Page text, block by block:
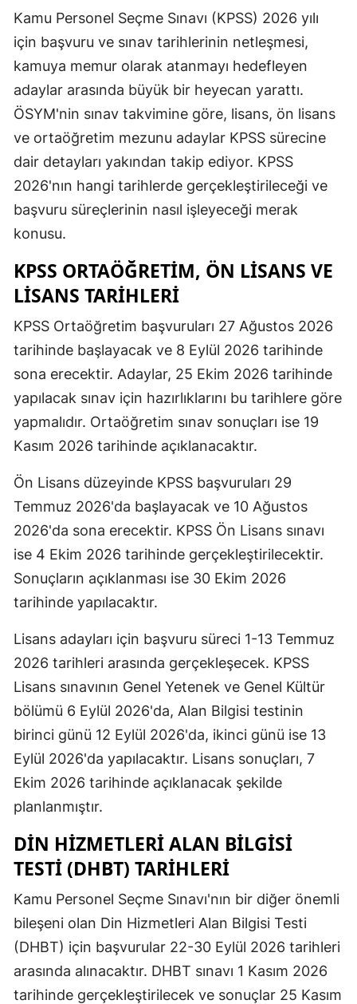
Kamu Personel Seçme Sınavı (KPSS) 2026 yılı
için başvuru ve sınav tarihlerinin netleşmesi,
kamuya memur olarak atanmayı hedefleyen
adaylar arasında büyük bir heyecan yarattı.
ÖSYM'nin sınav takvimine göre, lisans, ön lisans
ve ortaöğretim mezunu adaylar KPSS sürecine
dair detayları yakından takip ediyor. KPSS
2026'nın hangi tarihlerde gerçekleştirileceği ve
başvuru süreçlerinin nasıl işleyeceği merak
konusu.
KPSS ORTAÖĞRETIM, ÖN LISANS VE
LISANS TARIHLERI
KPSS Ortaöğretim başvuruları 27 Ağustos 2026
tarihinde başlayacak ve 8 Eylül 2026 tarihinde
sona erecektir. Adaylar, 25 Ekim 2026 tarihinde
yapılacak sınav için hazırlıklarını bu tarihlere göre
yapmalıdır. Ortaöğretim sınav sonuçları ise 19
Kasım 2026 tarihinde açıklanacaktır.
Ön Lisans düzeyinde KPSS başvuruları 29
Temmuz 2026'da başlayacak ve 10 Ağustos
2026'da sona erecektir. KPSS Ön Lisans sınavı
ise 4 Ekim 2026 tarihinde gerçekleştirilecektir.
Sonuçların açıklanması ise 30 Ekim 2026
tarihinde yapılacaktır.
Lisans adayları için başvuru süreci 1-13 Temmuz
2026 tarihleri arasında gerçekleşecek. KPSS
Lisans sınavının Genel Yetenek ve Genel Kültür
bölümü 6 Eylül 2026'da, Alan Bilgisi testinin
birinci günü 12 Eylül 2026'da, ikinci günü ise 13
Eylül 2026'da yapılacaktır. Lisans sonuçları, 7
Ekim 2026 tarihinde açıklanacak şekilde
planlanmıştır.
DIN HIZMETLERI ALAN BILGISI
TESTI (DHBT) TARIHLERI
Kamu Personel Seçme Sınavı'nın bir diğer önemli
bileşeni olan Din Hizmetleri Alan Bilgisi Testi
(DHBT) için başvurular 22-30 Eylül 2026 tarihleri
arasında alınacaktır. DHBT sınavı 1 Kasım 2026
tarihinde gerçekleştirilecek ve sonuçlar 25 Kasım